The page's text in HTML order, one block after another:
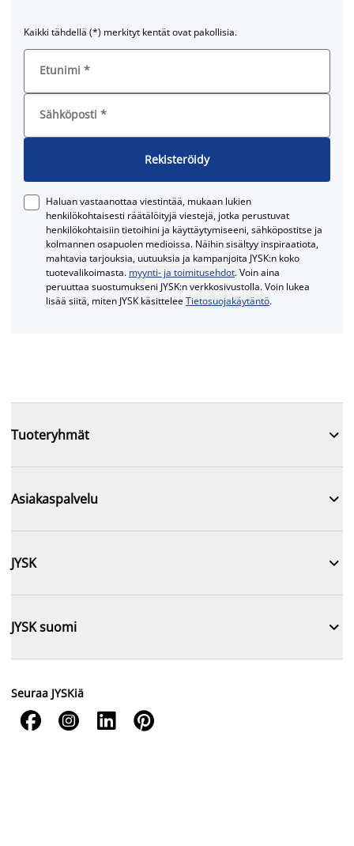
Kaikki tähdellä (*) merkityt kentät ovat pakollisia.
Etunimi *
Sähköposti *
Rekisteröidy
Haluan vastaanottaa viestintää, mukaan lukien
henkilökohtaisesti räätälöityjä viestejä, jotka perustuvat
henkilökohtaisiin tietoihini ja käyttäytymiseeni, sähköpostitse ja
kolmannen osapuolen medioissa. Näihin sisältyy inspiraatiota,
mahtavia tarjouksia, uutuuksia ja kampanjoita JYSK:n koko
tuotevalikoimasta. myynti- ja toimitusehdot. Voin aina
peruuttaa suostumukseni JYSK:n verkkosivustolla. Voin lukea
lisää siitä, miten JYSK käsitteleeTietosuojakäytäntö.
Tuoteryhmät 
Asiakaspalvelu 
JYSK 
JYSK suomi 
Seuraa JYSKiä
   